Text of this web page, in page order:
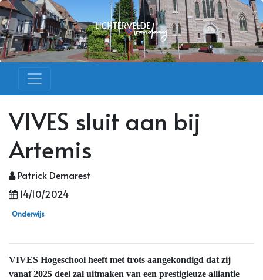
VIVES sluit aan bij
Artemis
Patrick Demarest
14/10/2024
Onderwijs
VIVES Hogeschool heeft met trots aangekondigd dat zij
vanaf 2025 deel zal uitmaken van een prestigieuze alliantie